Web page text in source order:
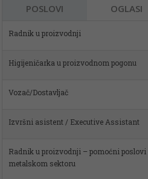
POSLOVI OGLASI
Radnik u proizvodnji
Higijeničarka u proizvodnom pogonu
Vozač/Dostavljač
Izvršni asistent / Executive Assistant
Radnik u proizvodnji – pomoćni poslovi u
Spremačica